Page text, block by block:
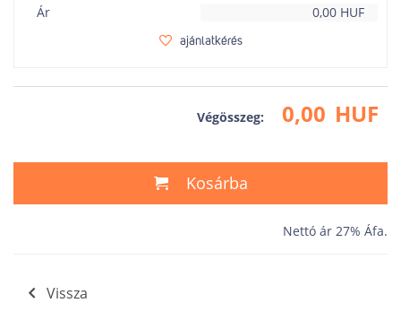
Ár
0,00 HUF
ajánlatkérés
Végösszeg: 0,00 HUF
Kosárba
Nettó ár 27% Áfa.
Vissza